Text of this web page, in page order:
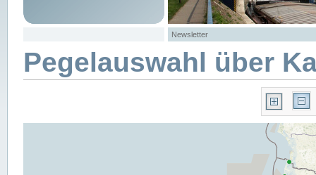
Newsletter
Pegelauswahl über